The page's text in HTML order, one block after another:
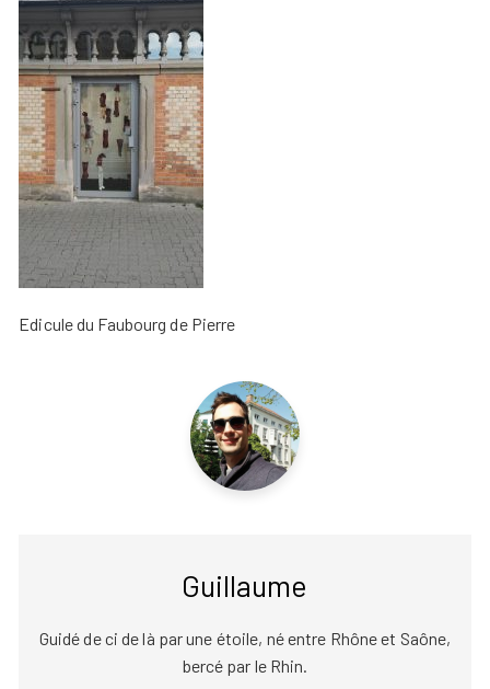
Edicule du Faubourg de Pierre
Guillaume
Guidé de ci de là par une étoile, né entre Rhône et Saône,
bercé par le Rhin.